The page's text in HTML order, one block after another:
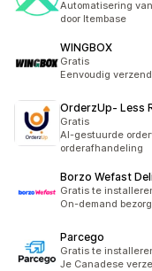
Automatisering
door Itembase
WINGBOX
Gratis
Eenvoudig
OrderzUp‑ Less
Gratis
AI-gestuurde
orderafhandeling
Borzo Wefast
Gratis te
On-demand
Parcego
Gratis te
Je Canadese